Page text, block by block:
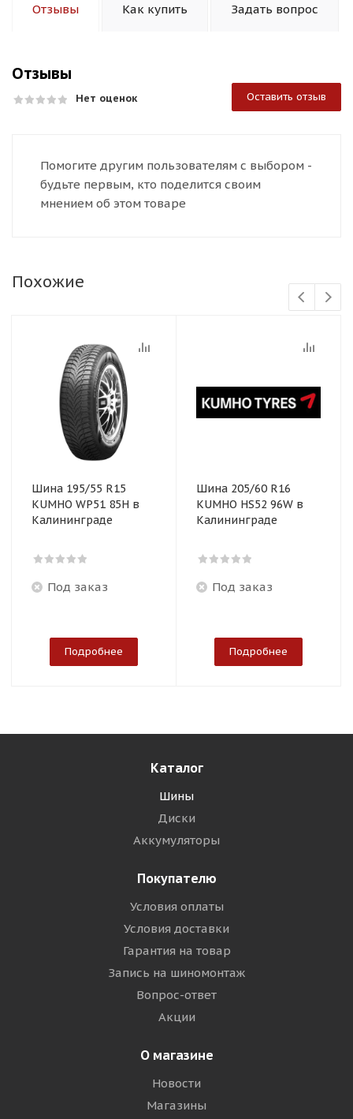
Отзывы Как купить Задать вопрос
Отзывы
Нет оценок Оставить отзыв
Помогите другим пользователям с выбором -
будьте первым, кто поделится своим
мнением об этом товаре
Похожие
Шина 195/55 R15
KUMHO WP51 85H в
Калининграде
Под заказ
Подробнее
Шина 205/60 R16
KUMHO HS52 96W в
Калининграде
Под заказ
Подробнее
Каталог
Шины
Диски
Аккумуляторы
Покупателю
Условия оплаты
Условия доставки
Гарантия на товар
Запись на шиномонтаж
Вопрос-ответ
Акции
О магазине
Новости
Магазины